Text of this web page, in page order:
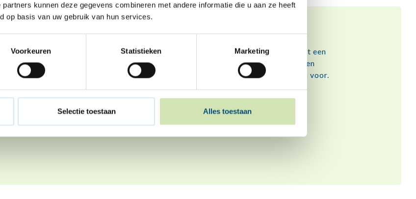
kunnen deze gegevens combineren met andere informatie die u aan ze heeft
op basis van uw gebruik van hun services.
Voorkeuren Statistieken Marketing
Selectie toestaan Alles toestaan
Gaan jouw ouders uit elkaar?
Je hebt gehoord dat je ouders gaan scheiden. Voor de meeste kinderen is het een
hele grote verandering en vaak een verdrietige tijd. Hoe ga je daarmee om, en
hoe doen anderen dat? We vertellen het je graag, want je staat er niet alleen voor.
Omgaan met een scheiding